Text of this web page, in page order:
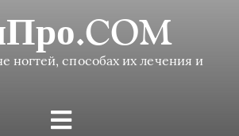
ногтей, способах их лечения и